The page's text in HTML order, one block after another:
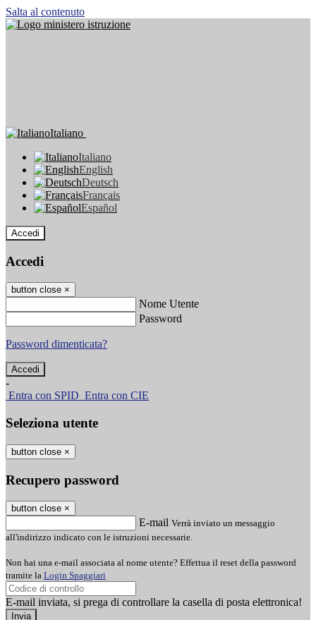
Salta al contenuto
Italiano
Italiano
English
Deutsch
Français
Español
Accedi
Accedi
button close ×
Nome Utente
Password
Password dimenticata?
-
Entra con SPID Entra con CIE
Seleziona utente
button close ×
Recupero password
button close ×
E-mail Verrà inviato un messaggio
all'indirizzo indicato con le istruzioni necessarie.
Non hai una e-mail associata al nome utente? Effettua il reset della password
tramite la Login Spaggiari
E-mail inviata, si prega di controllare la casella di posta elettronica!